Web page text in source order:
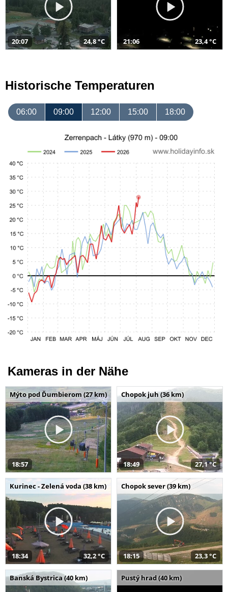
20:07 24,8 °C 21:06 23,4 °C
Historische Temperaturen
06:00 09:00 12:00 15:00 18:00
Kameras in der Nähe
Mýto pod Ďumbierom (27 km)
18:57
Chopok juh (36 km)
18:49 27,1 °C
Kurinec - Zelená voda (38 km)
18:34 32,2 °C
Chopok sever (39 km)
18:15 23,3 °C
Banská Bystrica (40 km) Pustý hrad (40 km)